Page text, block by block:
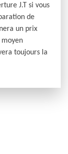
J.T si vous
de
un prix
toujours la